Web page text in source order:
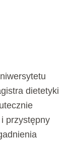
dietetyki
przystępny